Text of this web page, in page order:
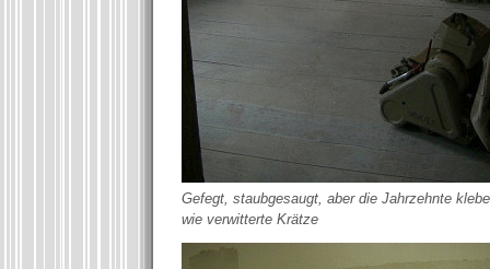
Gefegt, staubgesaugt, aber die Jahrzehnte
wie verwitterte Krätze